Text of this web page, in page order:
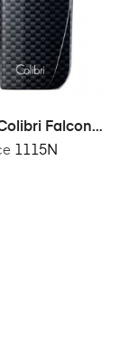
Falcon
1115N